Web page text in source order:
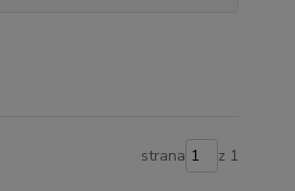
strana z 1